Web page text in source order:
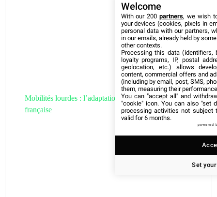
Mobilités lourdes : l’adaptation de la filière hydrogène
française
Welcome
With our 200partners, we wish
your devices (cookies, pixels in
personal data with our partners,
in our emails, already held by
other contexts.
Processing this data (identifiers,
loyalty programs, IP, postal
geolocation, etc.) allows
content, commercial offers and
(including by email, post, SMS,
them, measuring their
You can "accept all" and
"cookie" icon. You can also "set
processing activities not subject
valid for 6 months.
powered
Set